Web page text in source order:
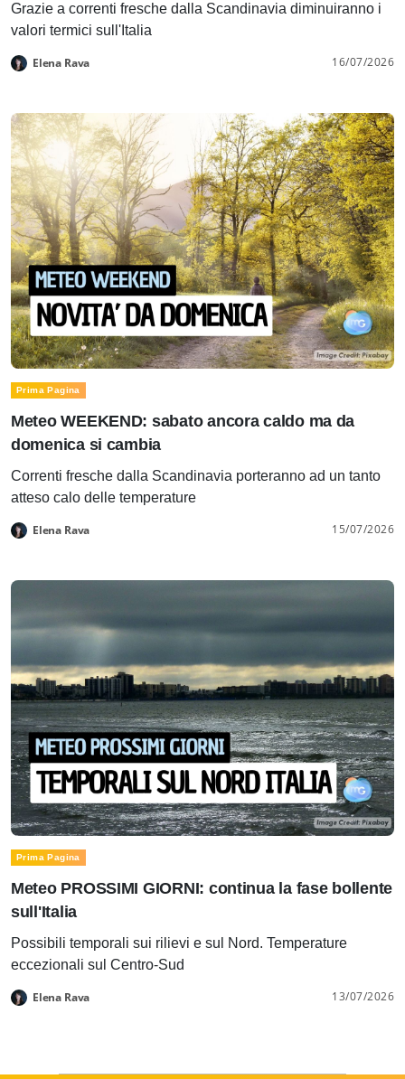
Grazie a correnti fresche dalla Scandinavia diminuiranno i
valori termici sull'Italia
Elena Rava 16/07/2026
Prima Pagina
Meteo WEEKEND: sabato ancora caldo ma da
domenica si cambia
Correnti fresche dalla Scandinavia porteranno ad un tanto
atteso calo delle temperature
Elena Rava 15/07/2026
Prima Pagina
Meteo PROSSIMI GIORNI: continua la fase bollente
sull'Italia
Possibili temporali sui rilievi e sul Nord. Temperature
eccezionali sul Centro-Sud
Elena Rava 13/07/2026